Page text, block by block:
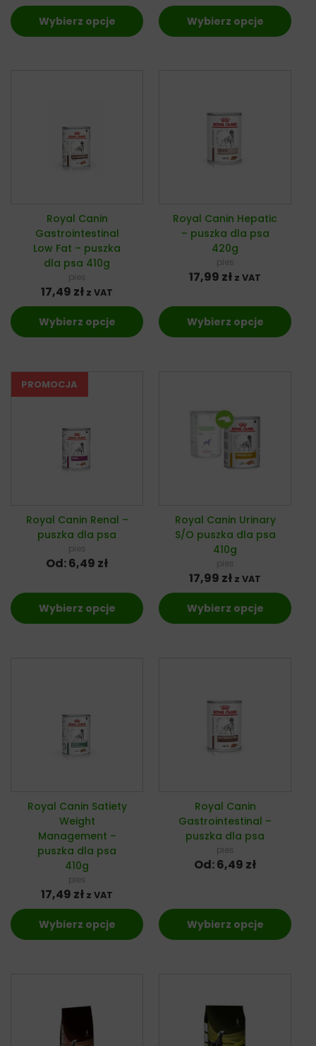
Wybierz opcje Wybierz opcje
Royal Canin
Gastrointestinal
Low Fat – puszka
dla psa 410g
pies
17,49 zł z VAT
Wybierz opcje
Royal Canin Hepatic
– puszka dla psa
420g
pies
17,99 zł z VAT
Wybierz opcje
Royal Canin Renal –
puszka dla psa
pies
Od:6,49 zł
Wybierz opcje
Royal Canin Urinary
S/O puszka dla psa
410g
pies
17,99 zł z VAT
Wybierz opcje
Royal Canin Satiety
Weight
Management –
puszka dla psa
410g
pies
17,49 zł z VAT
Wybierz opcje
Royal Canin
Gastrointestinal –
puszka dla psa
pies
Od:6,49 zł
Wybierz opcje